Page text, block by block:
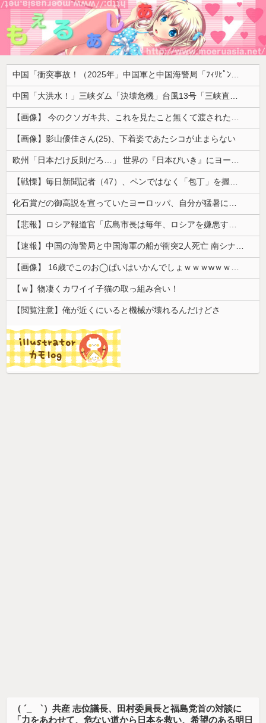
中国「衝突事故！（2025年」中国軍と中国海警局「ﾌｨﾘﾋﾟﾝ船の追跡中に衝突！（8/11」中国「2人死亡」中国政府「1年間隠蔽」日本「隠蔽された事実報道！（2026年」→
中国「大洪水！」三峡ダム「決壊危機」台風13号「三峡直撃確定」日本「最も強い勢力で接近！（伊勢湾台風級」台風13号と15号「中国本土でぶつかり合う（前代未聞」→
【画像】 今のクソガキ共、これを見たこと無くて渡されたらパニクるらしいｗｗｗｗｗｗｗｗｗｗｗｗｗ
【画像】影山優佳さん(25)、下着姿であたシコが止まらない
欧州「日本だけ反則だろ…」 世界の『日本びいき』にヨーロッパ全土から不満の声
【戦慄】毎日新聞記者（47）、ペンではなく「包丁」を握ってしまった結果・・・・・
化石賞だの御高説を宣っていたヨーロッパ、自分が猛暑に襲われると為すすべべもなくダメージを受けてしまい……
【悲報】ロシア報道官「広島市長は毎年、ロシアを嫌悪する『偽りの呪文』を繰り返し、日本人をゾンビ化させている」と主張
【速報】中国の海警局と中国海軍の船が衝突2人死亡 南シナ海でフィリピン船を追跡中
【画像】 16歳でこのお◯ぱいはいかんでしょｗｗｗwｗｗｗｗｗｗｗｗ❤
【ｗ】物凄くカワイイ子猫の取っ組み合い！
【閲覧注意】俺が近くにいると機械が壊れるんだけどさ
（ ´_ゝ`）共産 志位議長、田村委員長と福島党首の対談に
「力をあわせて、危ない道から日本を救い、希望のある明日